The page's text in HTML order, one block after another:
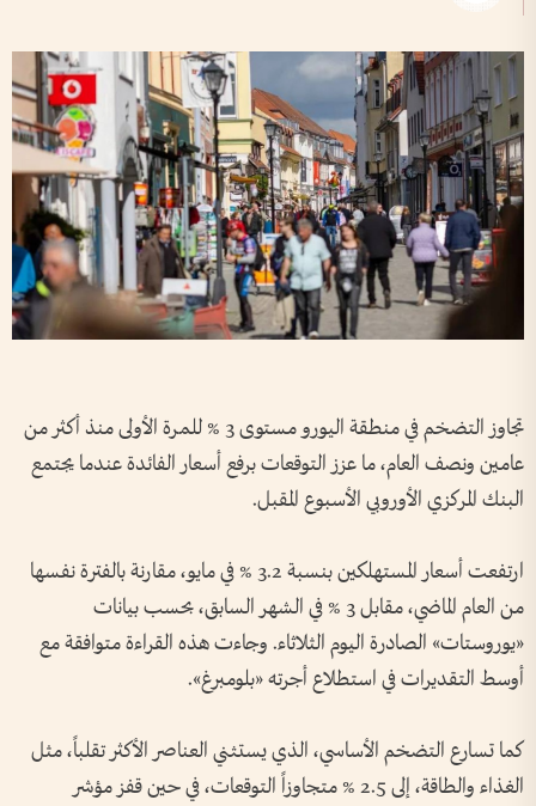
تجاوز التضخم في منطقة اليورو مستوى 3 % للمرة الأولى منذ أكثر من
عامين ونصف العام، ما عزز التوقعات برفع أسعار الفائدة عندما يجتمع
البنك المركزي الأوروبي الأسبوع المقبل.
ارتفعت أسعار المستهلكين بنسبة 3.2 % في مايو، مقارنة بالفترة نفسها
من العام الماضي، مقابل 3 % في الشهر السابق، بحسب بيانات
«يوروستات» الصادرة اليوم الثلاثاء. وجاءت هذه القراءة متوافقة مع
أوسط التقديرات في استطلاع أجرته «بلومبرغ».
كما تسارع التضخم الأساسي، الذي يستثني العناصر الأكثر تقلباً، مثل
الغذاء والطاقة، إلى 2.5 % متجاوزاً التوقعات، في حين قفز مؤشر